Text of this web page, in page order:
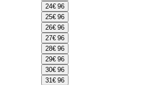
24€ 96
25€ 96
26€ 96
27€ 96
28€ 96
29€ 96
30€ 96
31€ 96